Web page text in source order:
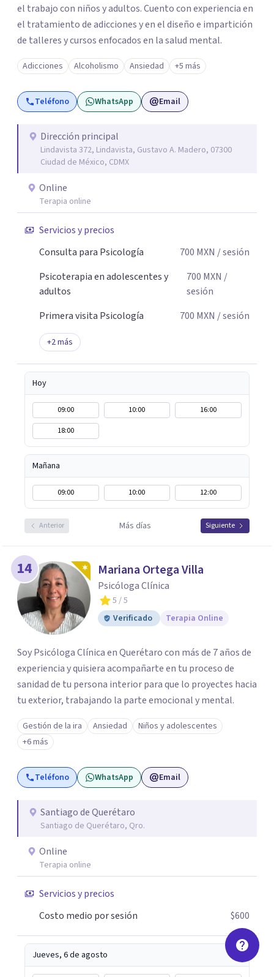
el trabajo con niños y adultos. Cuento con experiencia en
el tratamiento de adicciones y en el diseño e impartición
de talleres y cursos enfocados en la salud mental.
Adicciones Alcoholismo Ansiedad +5 más
Teléfono WhatsApp Email
Dirección principal
Lindavista 372, Lindavista, Gustavo A. Madero, 07300
Ciudad de México, CDMX
Online
Terapia online
Servicios y precios
Consulta para Psicología
700 MXN / sesión
Psicoterapia en adolescentes y
adultos
700 MXN /
sesión
Primera visita Psicología
700 MXN / sesión
+2más
Hoy
09:00 10:00
16:00
18:00
Mañana
09:00 10:00 12:00
Anterior Más días Siguiente
14 Mariana Ortega Villa
Psicóloga Clínica
5 / 5
Verificado
Terapia Online
Soy Psicóloga Clínica en Querétaro con más de 7 años de
experiencia y quisiera acompañarte en tu proceso de
sanidad de tu persona interior para que lo proyectes hacia
tu exterior, trabajando la parte emocional y mental.
Gestión de la ira Ansiedad
Niños y adolescentes
+6 más
Teléfono WhatsApp Email
Santiago de Querétaro
Santiago de Querétaro, Qro.
Online
Terapia online
Servicios y precios
Costo medio por sesión
$600
Jueves, 6 de agosto